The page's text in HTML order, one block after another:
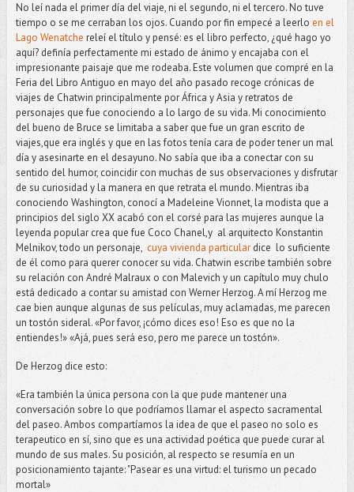
No leí nada el primer día del viaje, ni el segundo, ni el tercero. No tuve
tiempo o se me cerraban los ojos. Cuando por fin empecé a leerlo en el
Lago Wenatche releí el título y pensé: es el libro perfecto, ¿qué hago yo
aquí? definía perfectamente mi estado de ánimo y encajaba con el
impresionante paisaje que me rodeaba. Este volumen que compré en la
Feria del Libro Antiguo en mayo del año pasado recoge crónicas de
viajes de Chatwin principalmente por África y Asia y retratos de
personajes que fue conociendo a lo largo de su vida. Mi conocimiento
del bueno de Bruce se limitaba a saber que fue un gran escrito de
viajes,que era inglés y que en las fotos tenía cara de poder tener un mal
día y asesinarte en el desayuno. No sabía que iba a conectar con su
sentido del humor, coincidir con muchas de sus observaciones y disfrutar
de su curiosidad y la manera en que retrata el mundo. Mientras iba
conociendo Washington, conocí a Madeleine Vionnet, la modista que a
principios del siglo XX acabó con el corsé para las mujeres aunque la
leyenda popular crea que fue Coco Chanel,y al arquitecto Konstantin
Melnikov, todo un personaje, cuya vivienda particulardice lo suficiente
de él como para querer conocer su vida. Chatwin escribe también sobre
su relación con André Malraux o con Malevich y un capítulo muy chulo
está dedicado a contar su amistad con Werner Herzog. A mí Herzog me
cae bien aunque algunas de sus películas, muy aclamadas, me parecen
un tostón sideral. «Por favor, ¡cómo dices eso! Eso es que no la
entiendes!» «Ajá, pues será eso, pero me parece un tostón».
De Herzog dice esto:
«Era también la única persona con la que pude mantener una
conversación sobre lo que podríamos llamar el aspecto sacramental
del paseo. Ambos compartíamos la idea de que el paseo no solo es
terapeutico en sí, sino que es una actividad poética que puede curar al
mundo de sus males. Su posición, al respecto se resumía en un
posicionamiento tajante: "Pasear es una virtud: el turismo un pecado
mortal»